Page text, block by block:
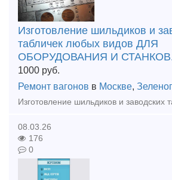
Изготовление шильдиков и
табличек любых видов ДЛЯ
ОБОРУДОВАНИЯ И
1000 руб.
Ремонт вагонов в Москве,
08.03.26
176
0